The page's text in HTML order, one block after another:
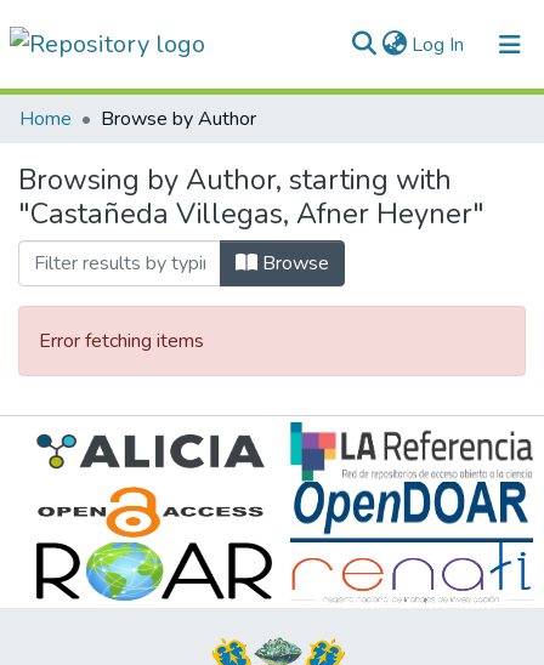
Log In (current)
Communities & Collections
All of DSpace
Normativas
Home Browse by Author
Browsing by Author, starting with
"Castañeda Villegas, Afner Heyner"
Browse
Error fetching items